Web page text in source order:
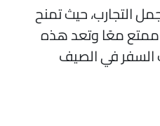
حيث تمنح
معًا وتعد هذه
في الصيف